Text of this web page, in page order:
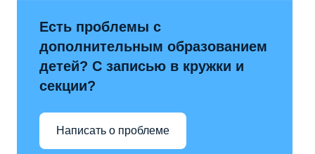
Есть проблемы с
дополнительным образованием
детей? С записью в кружки и
секции?
Написать о проблеме